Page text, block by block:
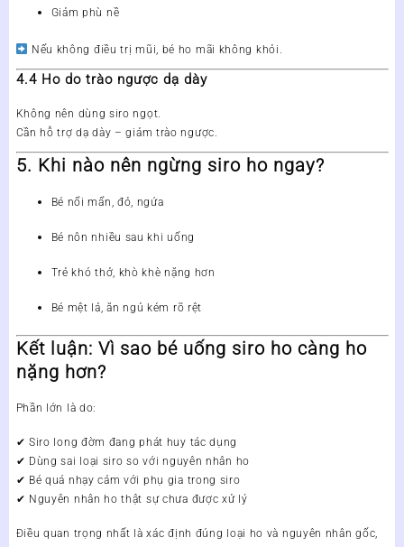
Giảm phù nề
Nếu không điều trị mũi, bé ho mãi không khỏi .
4.4 Ho do trào ngược dạ dày
Không nên dùng siro ngọt.
Cần hỗ trợ dạ dày – giảm trào ngược.
5. Khi nào nên ngừng siro ho ngay?
Bé nổi mẩn, đỏ, ngứa
Bé nôn nhiều sau khi uống
Trẻ khó thở, khò khè nặng hơn
Bé mệt lả, ăn ngủ kém rõ rệt
Kết luận: Vì sao bé uống siro ho càng ho
nặng hơn?
Phần lớn là do:
✔ Siro long đờm đang phát huy tác dụng
✔ Dùngsai loại siro so với nguyên nhân ho
✔ Bé quá nhạy cảm với phụ gia trong siro
✔ Nguyên nhân ho thật sự chưa được xử lý
Điều quan trọng nhất làxác định đúng loại ho và nguyên nhân gốc,